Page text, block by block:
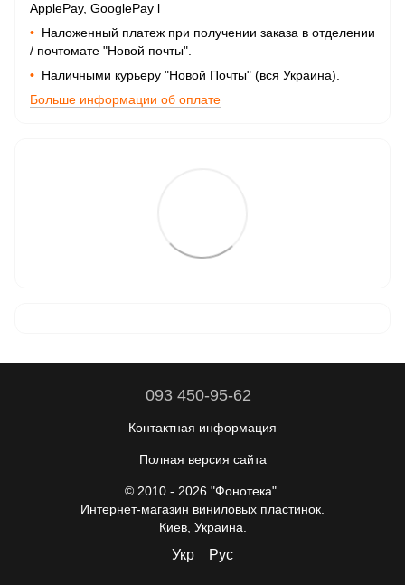
ApplePay, GooglePay l
• Наложенный платеж при получении заказа в отделении
/ почтомате "Новой почты".
• Наличными курьеру "Новой Почты" (вся Украина).
Больше информации об оплате
093 450-95-62
Контактная информация
Полная версия сайта
© 2010 - 2026 "Фонотека".
Интернет-магазин виниловых пластинок.
Киев, Украина.
Укр Рус